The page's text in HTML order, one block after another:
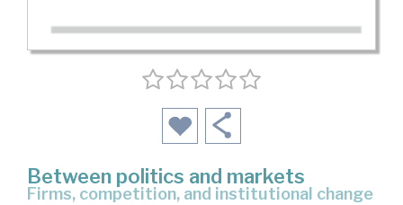
Between politics and markets
firms, competition, and institutional change